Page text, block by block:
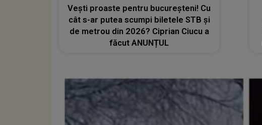
Vești proaste pentru bucureșteni! Cu
cât s-ar putea scumpi biletele STB și
de metrou din 2026? Ciprian Ciucu a
făcut ANUNȚUL